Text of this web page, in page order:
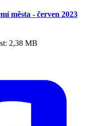
města - červen 2023
2,38 MB